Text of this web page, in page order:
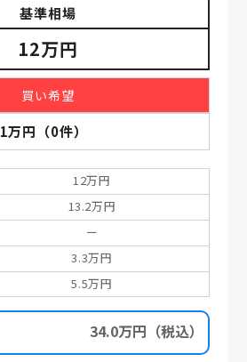
基準相場
12万円
買い希望
1万円 （0件）
12万円
13.2万円
ー
3.3万円
5.5万円
34.0万円 （税込）